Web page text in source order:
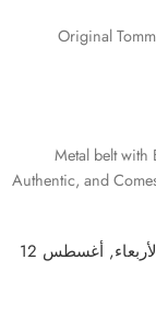
Original
Metal belt with
Authentic, and